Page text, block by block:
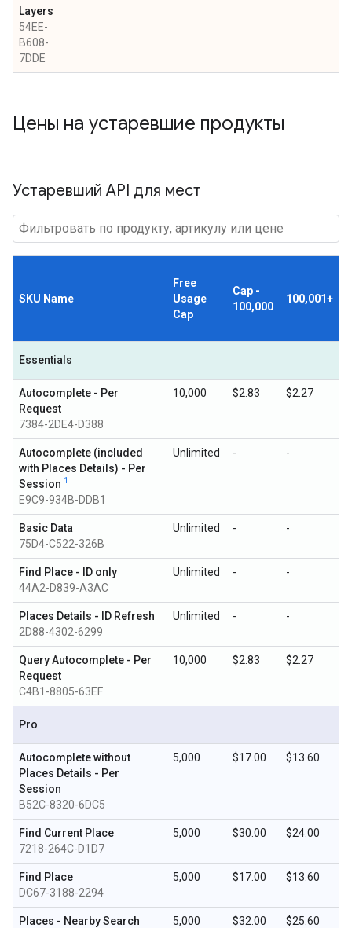
Layers
54EE-
B608-
7DDE
Цены на устаревшие продукты
Устаревший API для мест
SKU Name
Free
Usage
Cap
Cap -
100,000
100,001+
Essentials
Autocomplete - Per
Request
7384-2DE4-D388
10,000 $2.83 $2.27
Autocomplete (included
with Places Details) - Per
Session 1
E9C9-934B-DDB1
Unlimited - -
Basic Data
75D4-C522-326B
Unlimited - -
Find Place - ID only
44A2-D839-A3AC
Unlimited - -
Places Details - ID Refresh
2D88-4302-6299
Unlimited - -
Query Autocomplete - Per
Request
C4B1-8805-63EF
10,000 $2.83 $2.27
Pro
Autocomplete without
Places Details - Per
Session
B52C-8320-6DC5
5,000 $17.00 $13.60
Find Current Place
7218-264C-D1D7
5,000 $30.00 $24.00
Find Place
DC67-3188-2294
5,000 $17.00 $13.60
Places - Nearby Search
5,000 $32.00 $25.60